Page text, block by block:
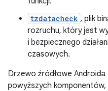
tzdatacheck , plik
rozruchu, który jest
i bezpiecznego
czasowych.
Drzewo źródłowe
powyższych